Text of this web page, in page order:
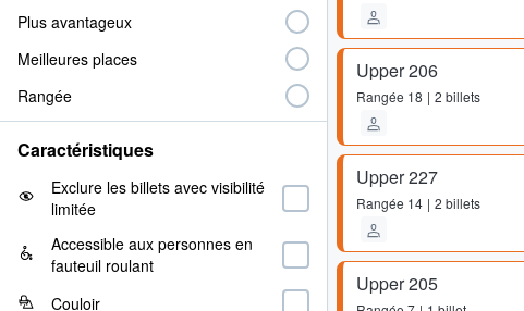
Upper 206
Rangée 18 2 billets
Upper 227
Rangée 14 2 billets
Upper 205
Plus avantageux
Meilleures places
Rangée
Caractéristiques
Exclure les billets avec visibilité
limitée
Accessible aux personnes en
fauteuil roulant
Couloir